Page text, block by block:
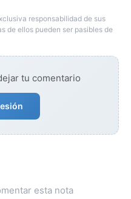
responsabilidad de sus
de ellos pueden ser pasibles de
tu comentario
esta nota